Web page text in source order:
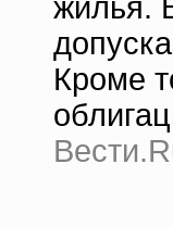
жилья.
Кроме